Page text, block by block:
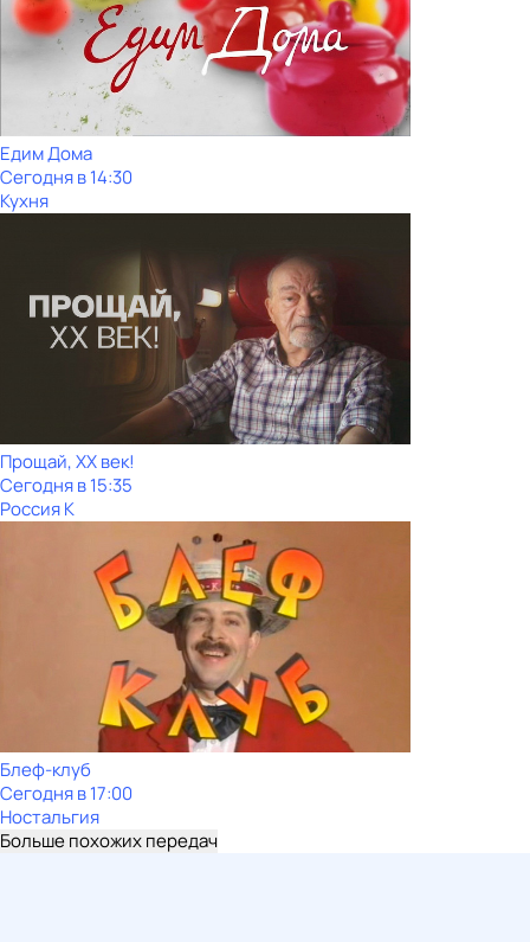
Едим Дома
Сегодня в 14:30
Кухня
Прощай, ХХ век!
Сегодня в 15:35
Россия К
Блеф-клуб
Сегодня в 17:00
Ностальгия
Больше похожих передач